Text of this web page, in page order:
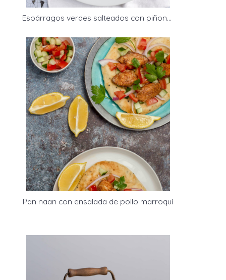
Espárragos verdes salteados con piñones
Pan naan con ensalada de pollo marroquí